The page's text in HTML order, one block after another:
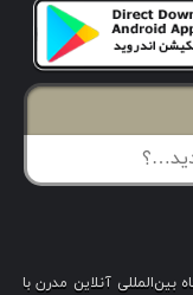
بین‌المللی آنلاین مدرن با